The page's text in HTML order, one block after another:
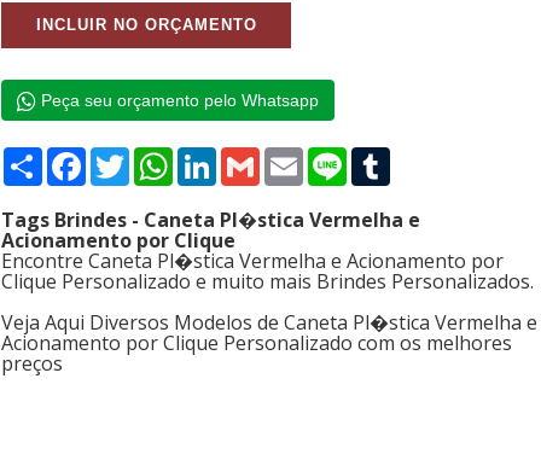
Peça seu orçamento pelo Whatsapp
Compartilhar
Facebook
TwitterWhatsApp
LinkedIn
GmailEmailLine
Tags Brindes - Caneta Pl�stica Vermelha e
Acionamento por Clique
Encontre Caneta Pl�stica Vermelha e Acionamento por
Clique Personalizado e muito mais Brindes Personalizados.
Veja Aqui Diversos Modelos de Caneta Pl�stica Vermelha e
Acionamento por Clique Personalizado com os melhores
preços